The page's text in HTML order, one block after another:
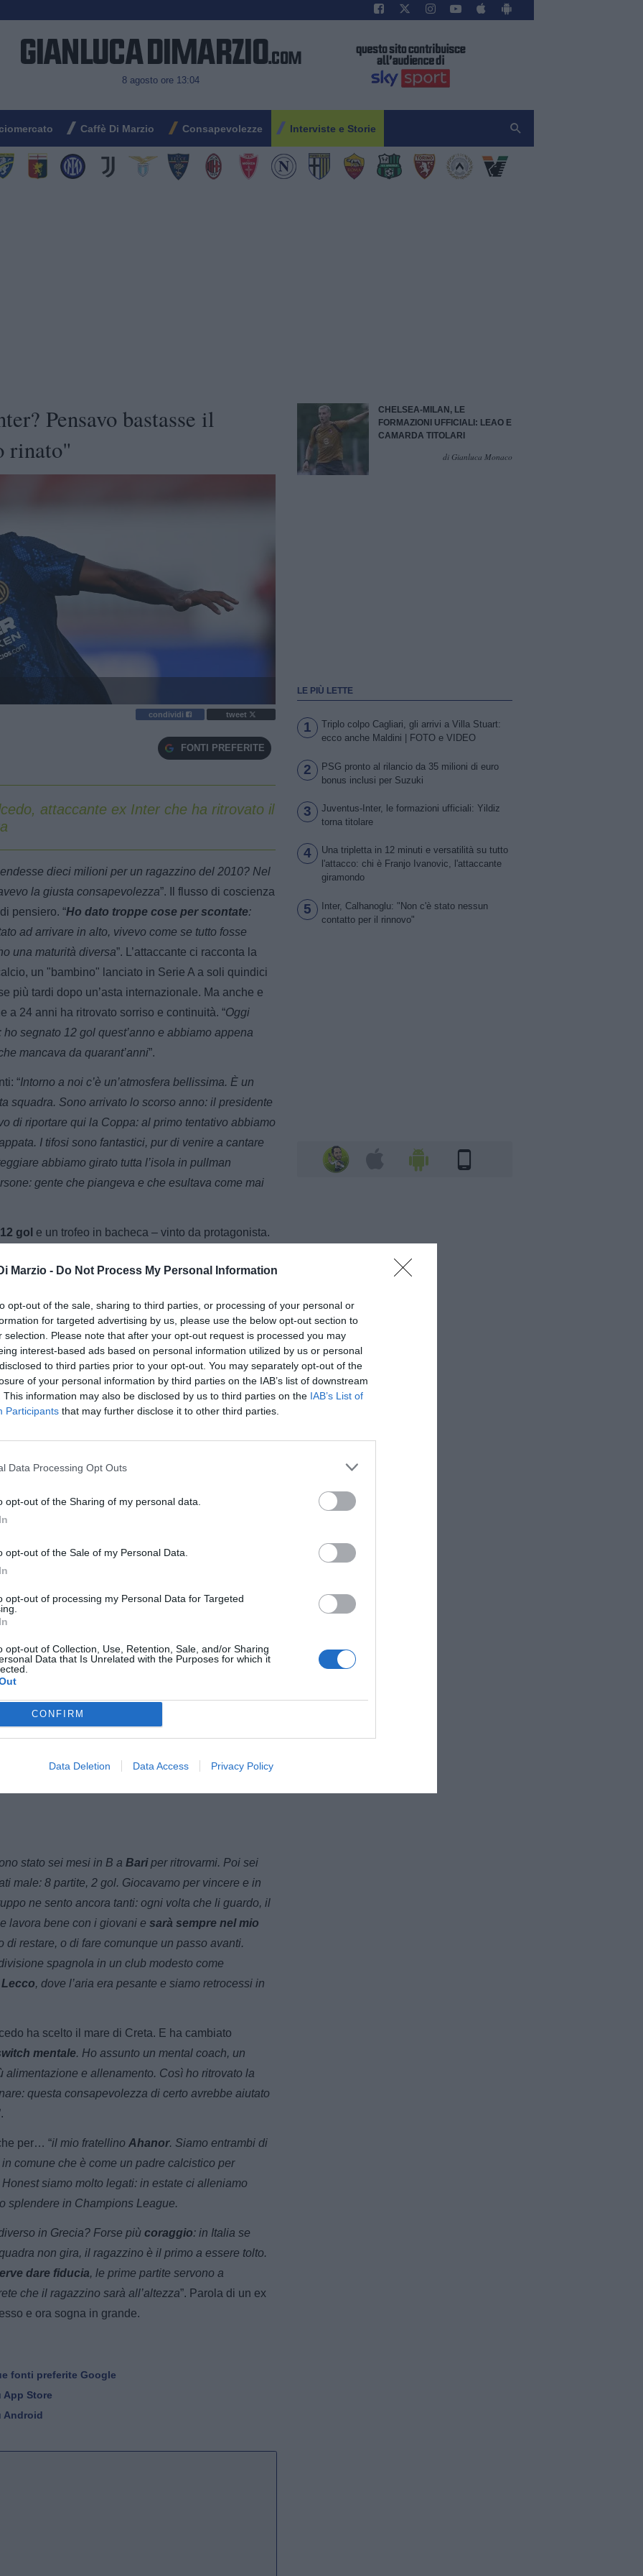
Marzio - Do Not Process My Personal Information
opt-out of the sale, sharing to third parties, or processing of your personal or
for targeted advertising by us, please use the below opt-out section to
selection. Please note that after your opt-out request is processed you may
interest-based ads based on personal information utilized by us or personal
to third parties prior to your opt-out. You may separately opt-out of the
of your personal information by third parties on the IAB’s list of downstream
This information may also be disclosed by us to third parties on the IAB’s List of
Participants that may further disclose it to other third parties.
Data Processing Opt Outs
opt-out of the Sharing of my personal data.
opt-out of the Sale of my Personal Data.
opt-out of processing my Personal Data for Targeted
opt-out of Collection, Use, Retention, Sale, and/or Sharing
Data that Is Unrelated with the Purposes for which it
CONFIRM
Data Deletion Data Access Privacy Policy
8 agosto ore 13:04
Caffè Di Marzio Consapevolezze Interviste e Storie
Pensavo bastasse il
rinato"
condividi tweet
FONTI PREFERITE
attaccante ex Inter che ha ritrovato il
dieci milioni per un ragazzino del 2010? Nel
la giusta consapevolezza”. Il flusso di coscienza
pensiero. “Ho dato troppe cose per scontate:
ad arrivare in alto, vivevo come se tutto fosse
una maturità diversa”. L’attaccante ci racconta la
un "bambino" lanciato in Serie A a soli quindici
più tardi dopo un’asta internazionale. Ma anche e
a 24 anni ha ritrovato sorriso e continuità. “Oggi
: ho segnato 12 gol quest’anno e abbiamo appena
mancava da quarant’anni”.
“Intorno a noi c’è un’atmosfera bellissima. È un
squadra. Sono arrivato lo scorso anno: il presidente
di riportare qui la Coppa: al primo tentativo abbiamo
I tifosi sono fantastici, pur di venire a cantare
abbiamo girato tutta l’isola in pullman
gente che piangeva e che esultava come mai
12 gol e un trofeo in bacheca – vinto da protagonista.
di avere una nuova chance”. La prima,
bambino, avevo quindici anni. Tre mesi prima ero a
a Juric mi sono ritrovato subito dopo in Serie A.
ma anche molto veloce. Poi è arrivata l’Inter e
ho avuto la giusta consapevolezza : pensavo il mio
andavano bene sia in Primavera all’Inter, sia
E invece alla lunga ho pagato. Ma come dico
sono andate così c’è un motivo. Ho molta fede, il
”.
anni: “
Verona avrei dovuto fare il salto da protagonista
ritiro eravamo quaranta giocatori e tantissimi
e poi sono finito fuori rosa.
Ho perso fiducia
smesso di giocare
stato sei mesi in B a Bari per ritrovarmi. Poi sei
male: 8 partite, 2 gol. Giocavamo per vincere e in
ne sento ancora tanti: ogni volta che li guardo, il
lavora bene con i giovani e sarà sempre nel mio
di restare, o di fare comunque un passo avanti.
spagnola in un club modesto come
Lecco, dove l’aria era pesante e siamo retrocessi in
ha scelto il mare di Creta. E ha cambiato
mentale. Ho assunto un mental coach, un
alimentazione e allenamento. Così ho ritrovato la
questa consapevolezza di certo avrebbe aiutato
per… “il mio fratellino Ahanor. Siamo entrambi di
comune che è come un padre calcistico per
siamo molto legati: in estate ci alleniamo
splendere in Champions League.
in Grecia? Forse più coraggio: in Italia se
non gira, il ragazzino è il primo a essere tolto.
dare fiducia, le prime partite servono a
che il ragazzino sarà all’altezza”. Parola di un ex
e ora sogna in grande.
fonti preferite Google
App Store
Android
CHELSEA-MILAN, LE
FORMAZIONI UFFICIALI: LEAO E
CAMARDA TITOLARI
di Gianluca Monaco
LE PIÙ LETTE
1
Triplo colpo Cagliari, gli arrivi a Villa Stuart:
ecco anche Maldini | FOTO e VIDEO
2
PSG pronto al rilancio da 35 milioni di euro
bonus inclusi per Suzuki
3
Juventus-Inter, le formazioni ufficiali: Yildiz
torna titolare
4
Una tripletta in 12 minuti e versatilità su tutto
l'attacco: chi è Franjo Ivanovic, l'attaccante
giramondo
5
Inter, Calhanoglu: "Non c'è stato nessun
contatto per il rinnovo"